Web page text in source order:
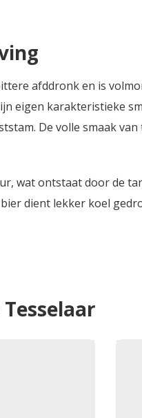
afddronk en is
eigen karakteristieke
De volle smaak
wat ontstaat door de
dient lekker koel